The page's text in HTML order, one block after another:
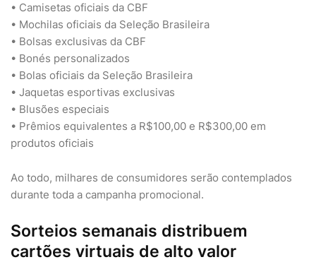
• Camisetas oficiais da CBF
• Mochilas oficiais da Seleção Brasileira
• Bolsas exclusivas da CBF
• Bonés personalizados
• Bolas oficiais da Seleção Brasileira
• Jaquetas esportivas exclusivas
• Blusões especiais
• Prêmios equivalentes a R$100,00 e R$300,00 em
produtos oficiais
Ao todo, milhares de consumidores serão contemplados
durante toda a campanha promocional.
Sorteios semanais distribuem
cartões virtuais de alto valor